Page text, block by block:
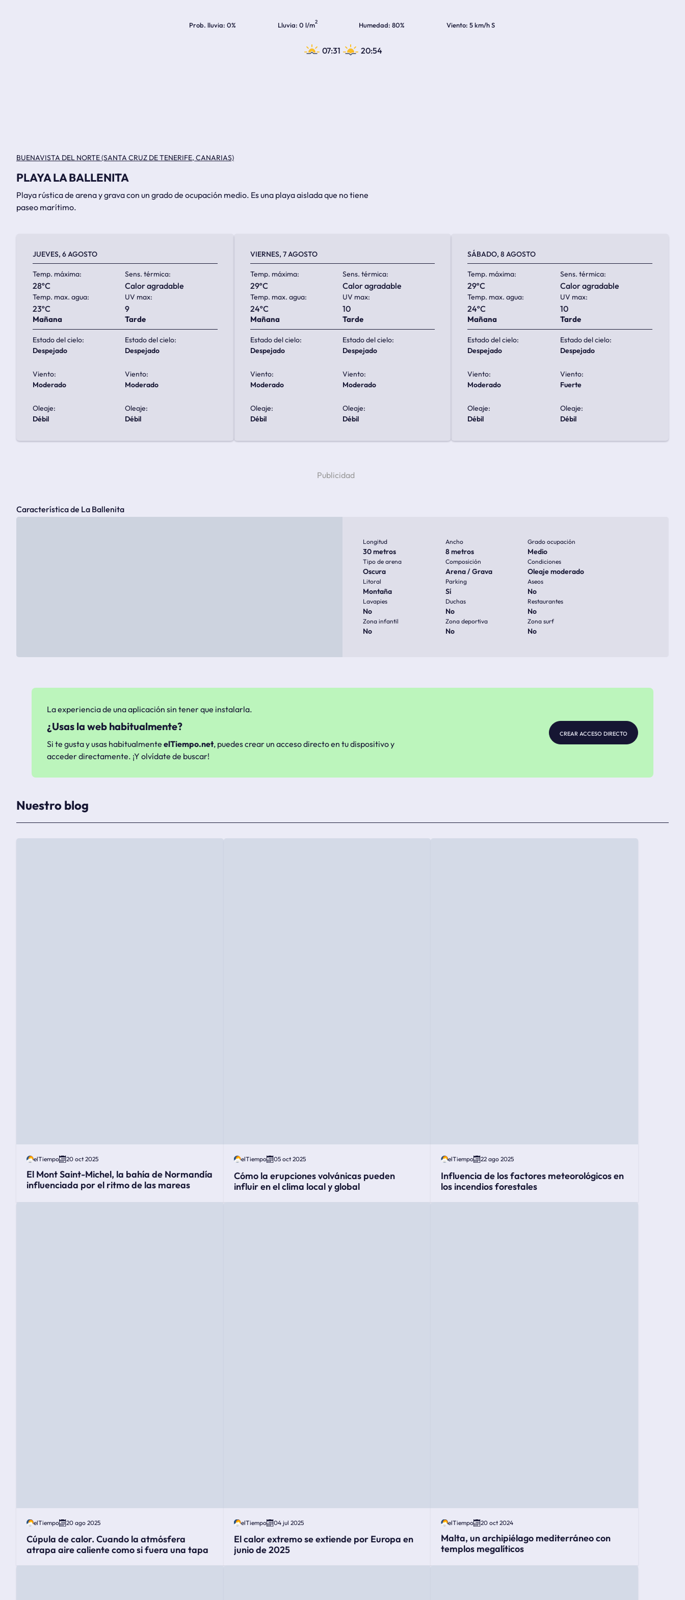
Prob. lluvia 0% Lluvia 0 l/m2 Humedad 80% Viento 5 km/h S
07:31 20:54
BUENAVISTA DEL NORTE (SANTA CRUZ DE TENERIFE, CANARIAS)
PLAYA LA BALLENITA
Playa rústica de arena y grava con un grado de ocupación medio. Es una playa aislada que no tiene
paseo marítimo.
JUEVES, 6 AGOSTO
Temp. máxima:
28ºC
Sens. térmica:
calor agradable
Temp. max. agua:
23ºC
UV max:
9
Mañana
Estado del cielo:
despejado
Viento:
moderado
Oleaje:
débil
Tarde
Estado del cielo:
despejado
Viento:
moderado
Oleaje:
débil
VIERNES, 7 AGOSTO
Temp. máxima:
29ºC
Sens. térmica:
calor agradable
Temp. max. agua:
24ºC
UV max:
10
Mañana
Estado del cielo:
despejado
Viento:
moderado
Oleaje:
débil
Tarde
Estado del cielo:
despejado
Viento:
moderado
Oleaje:
débil
SÁBADO, 8 AGOSTO
Temp. máxima:
29ºC
Sens. térmica:
calor agradable
Temp. max. agua:
24ºC
UV max:
10
Mañana
Estado del cielo:
despejado
Viento:
moderado
Oleaje:
débil
Tarde
Estado del cielo:
despejado
Viento:
fuerte
Oleaje:
débil
Característica de La Ballenita
Longitud
30 metros
Ancho
8 metros
Grado ocupación
Medio
Tipo de arena
Oscura
Composición
Arena / Grava
Condiciones
Oleaje moderado
Litoral
Montaña
Parking
Sí
Aseos
No
Lavapies
No
Duchas
No
Restaurantes
No
Zona infantil
No
Zona deportiva
No
Zona surf
No
La experiencia de una aplicación sin tener que instalarla.
¿Usas la web habitualmente?
Si te gusta y usas habitualmente elTiempo.net, puedes crear un acceso directo en tu dispositivo y
acceder directamente. ¡Y olvídate de buscar!
crear acceso directo
Nuestro blog
elTiempo 20 oct 2025
El Mont Saint-Michel, la bahía de Normandía
influenciada por el ritmo de las mareas
elTiempo 05 oct 2025
Cómo la erupciones volvánicas pueden
influir en el clima local y global
elTiempo 22 ago 2025
Influencia de los factores meteorológicos en
los incendios forestales
elTiempo 20 ago 2025
Cúpula de calor. Cuando la atmósfera
atrapa aire caliente como si fuera una tapa
elTiempo 04 jul 2025
El calor extremo se extiende por Europa en
junio de 2025
elTiempo 20 oct 2024
Malta, un archipiélago mediterráneo con
templos megalíticos